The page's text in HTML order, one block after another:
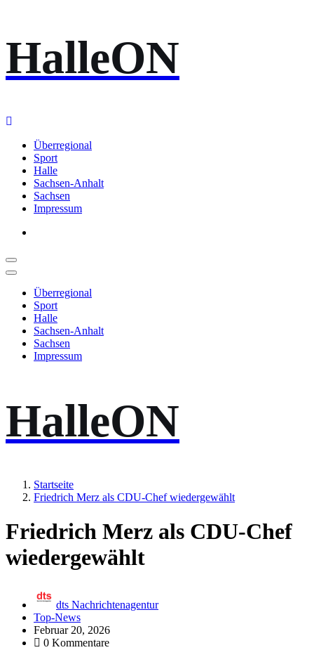
Inhalt
springen
HalleON
Überregional
Sport
Halle
Sachsen-Anhalt
Sachsen
Impressum
Überregional
Sport
Halle
Sachsen-Anhalt
Sachsen
Impressum
HalleON
Startseite
Friedrich Merz als CDU-Chef wiedergewählt
Friedrich Merz als CDU-Chef
wiedergewählt
dts Nachrichtenagentur
Top-News
Februar 20, 2026
0 Kommentare